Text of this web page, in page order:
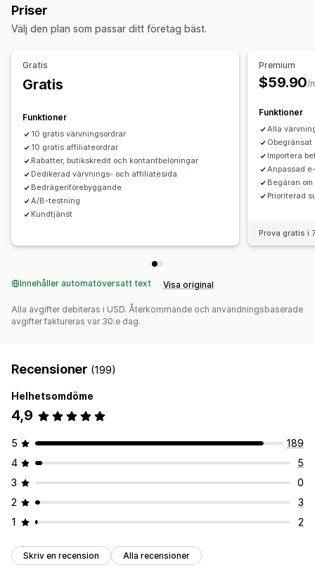
Hänvisningshantering
Automatisk spårning
Produktserielänkar
Produktspårning
Spårning i realtid
Affiliate-upplevelse
Anpassade instrumentpaneler Sidskapande
Anpassad registrering Varumärkesportal
Anpassade länkar och rabatter
Anpassade formulär
Betalningar
Flera valutor
Volymrabatter
Procentuella rabatter Massrabatter
Prenumerationer
Korsförsäljningsrabatter
Rabatthantering
Anpassad kod Kampanjer
Målinriktning Taggning
API:er och webhooks
Priser
Välj den plan som passar ditt företag bäst.
Gratis
Gratis
Funktioner
10 gratis värvningsordrar
10 gratis affiliateordrar
Rabatter, butikskredit och kontantbelöningar
Dedikerad värvnings- och affiliatesida
Bedrägeriförebyggande
A/B-testning
Kundtjänst
Premium
$59.90/
Funktioner
Alla
Importera
Anpassad
Begäran
Prioriterad
Prova gratis i
Innehåller automatöversatt text Visa original
Alla avgifter debiteras i USD. Återkommande och användningsbaserade
avgifter faktureras var 30:e dag.
Recensioner (199)
Helhetsomdöme
4,9
5
189
4
5
3
0
2
3
1
2
Skriv en recension Alla recensioner